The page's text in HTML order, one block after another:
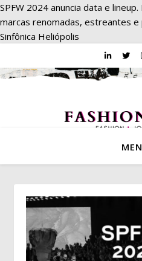
SPFW 2024 anuncia data e
marcas renomadas, estreantes
Sinfônica Heliópolis